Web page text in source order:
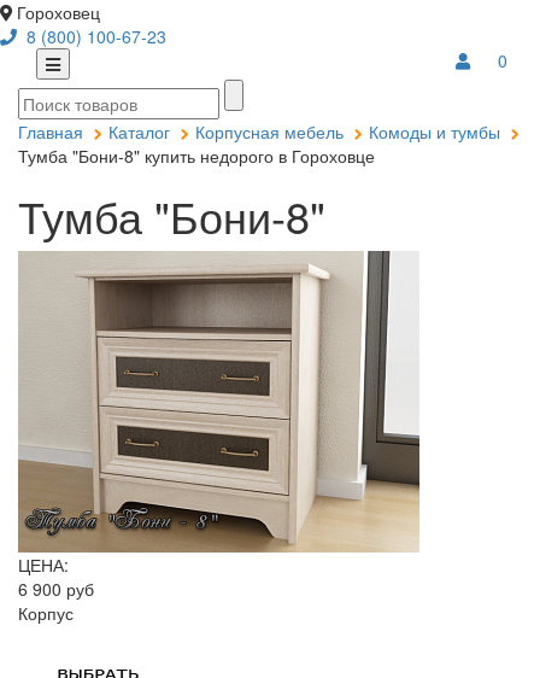
Гороховец
8 (800) 100-67-23
0
Главная Каталог Корпусная мебель
Комоды и тумбы
Тумба "Бони-8" купить недорого в Гороховце
Тумба "Бони-8"
ЦЕНА:
6 900 руб
Корпус